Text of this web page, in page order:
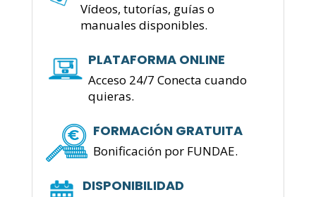
Vídeos, tutorías, guías o
manuales disponibles.
PLATAFORMA ONLINE
Acceso 24/7 Conecta cuando
quieras.
FORMACIÓN GRATUITA
Bonificación por FUNDAE.
DISPONIBILIDAD